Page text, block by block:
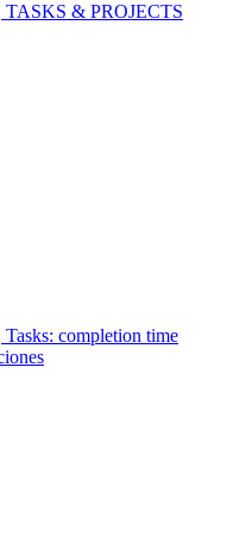
TASKS & PROJECTS
Tasks: completion time